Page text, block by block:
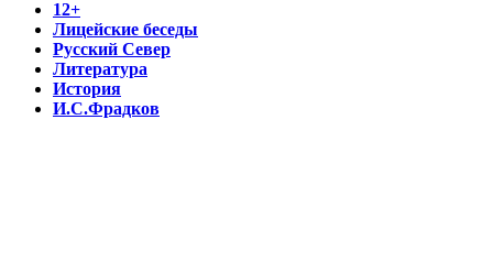
12+
Лицейские беседы
Русский Север
Литература
История
И.С.Фрадков